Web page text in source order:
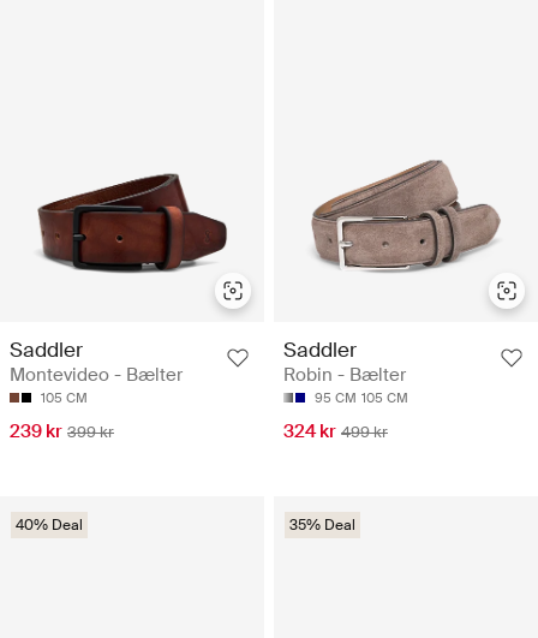
Saddler
Montevideo - Bælter
105 CM
239 kr 399 kr
Saddler
Robin - Bælter
95 CM 105 CM
324 kr 499 kr
40% Deal 35% Deal